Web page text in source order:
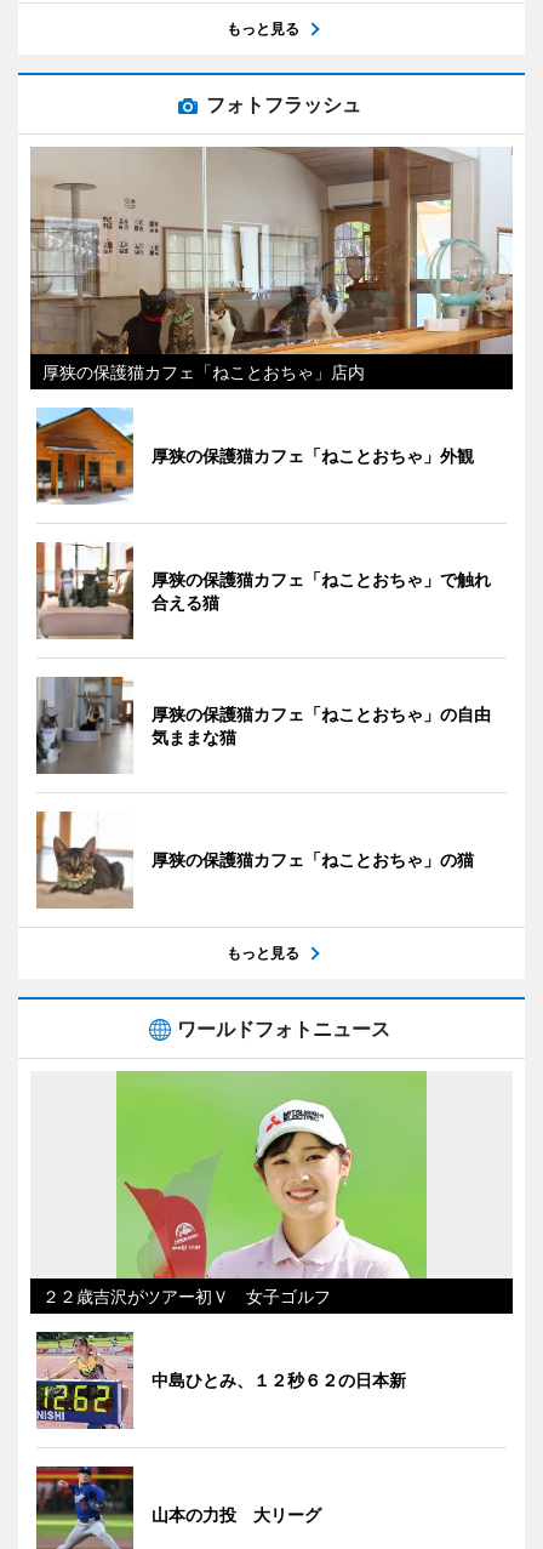
もっと見る
フォトフラッシュ
厚狭の保護猫カフェ「ねことおちゃ」店内
厚狭の保護猫カフェ「ねことおちゃ」外観
厚狭の保護猫カフェ「ねことおちゃ」で触れ
合える猫
厚狭の保護猫カフェ「ねことおちゃ」の自由
気ままな猫
厚狭の保護猫カフェ「ねことおちゃ」の猫
もっと見る
ワールドフォトニュース
２２歳吉沢がツアー初Ｖ 女子ゴルフ
中島ひとみ、１２秒６２の日本新
山本の力投 大リーグ